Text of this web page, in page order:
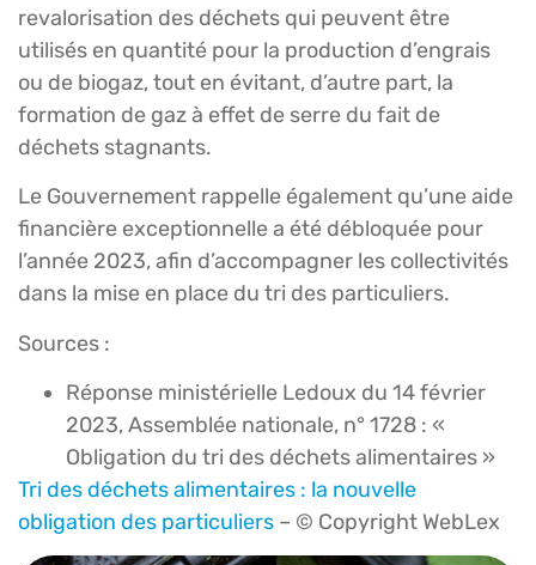
revalorisation des déchets qui peuvent être
utilisés en quantité pour la production d’engrais
ou de biogaz, tout en évitant, d’autre part, la
formation de gaz à effet de serre du fait de
déchets stagnants.
Le Gouvernement rappelle également qu’une aide
financière exceptionnelle a été débloquée pour
l’année 2023, afin d’accompagner les collectivités
dans la mise en place du tri des particuliers.
Sources :
Réponse ministérielle Ledoux du 14 février
2023, Assemblée nationale, n° 1728 : «
Obligation du tri des déchets alimentaires »
Tri des déchets alimentaires : la nouvelle
obligation des particuliers – © Copyright WebLex